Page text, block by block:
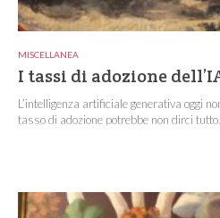
MISCELLANEA
I tassi di adozione
L’intelligenza artificiale generativa oggi
tasso di adozione potrebbe non dirci tutto...